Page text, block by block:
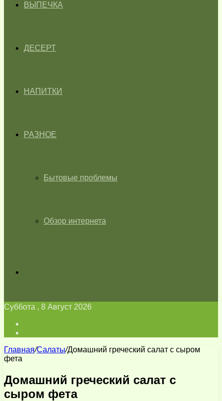
ВЫПЕЧКА
ДЕСЕРТ
НАПИТКИ
РАЗНОЕ
Бытовые проблемы
Обзор интернета
Суббота , 8 Август 2026
Главная/Салаты/Домашний греческий салат с сыром
фета
Домашний греческий салат с
сыром фета